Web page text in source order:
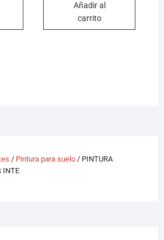
Añadir al
carrito
/ Pintura para suelo/ PINTURA
INTE